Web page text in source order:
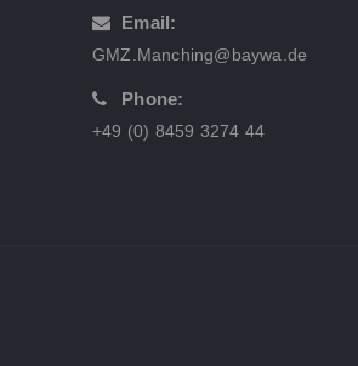
Email:
GMZ.Manching@baywa.de
Phone:
+49 (0) 8459 3274 44